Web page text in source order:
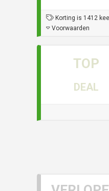
Korting is 1412
Voorwaarden
TOP
DEAL